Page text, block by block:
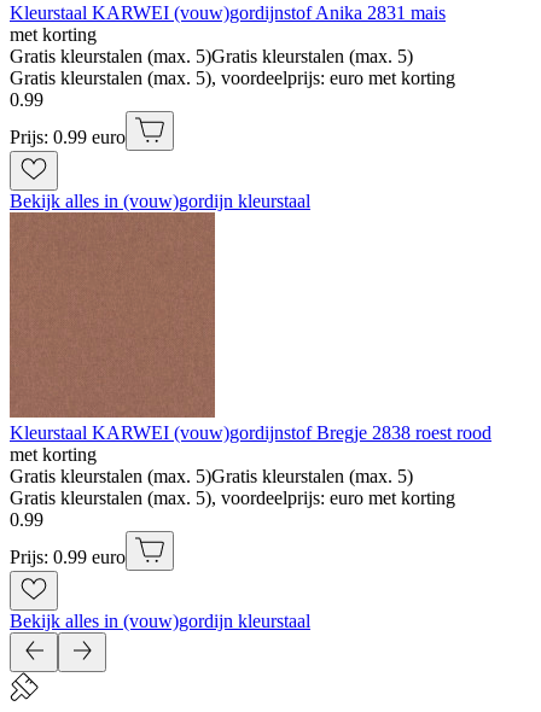
Kleurstaal KARWEI (vouw)gordijnstof Anika 2831 mais
met korting
Gratis kleurstalen (max. 5)Gratis kleurstalen (max. 5)
Gratis kleurstalen (max. 5), voordeelprijs: euro met korting
0.99
Prijs: 0.99 euro
Bekijk alles in (vouw)gordijn kleurstaal
Kleurstaal KARWEI (vouw)gordijnstof Bregje 2838 roest rood
met korting
Gratis kleurstalen (max. 5)Gratis kleurstalen (max. 5)
Gratis kleurstalen (max. 5), voordeelprijs: euro met korting
0.99
Prijs: 0.99 euro
Bekijk alles in (vouw)gordijn kleurstaal